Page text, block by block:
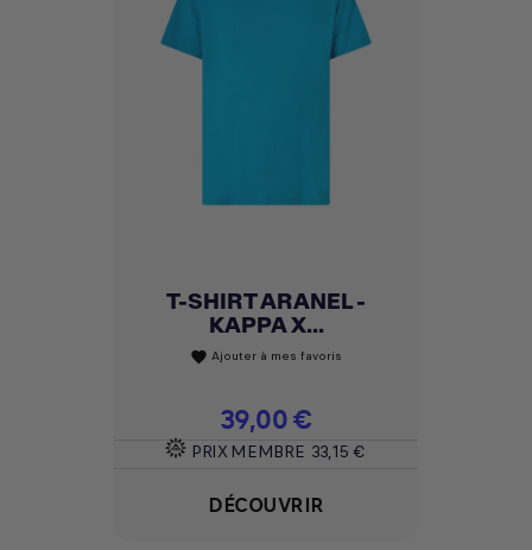
T-SHIRT ARANEL -
KAPPA X...
favorite Ajouter à mes favoris
Prix
39,00 €
PRIX MEMBRE 33,15 €
DÉCOUVRIR